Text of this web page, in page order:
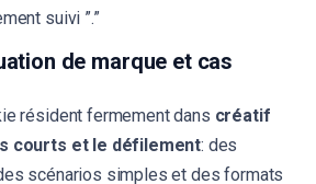
suivi ”.”
de marque et cas
résident fermement dans créatif
courts et le défilement: des
scénarios simples et des formats